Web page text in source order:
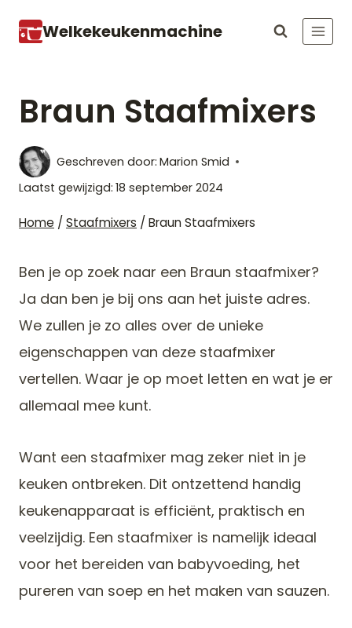
naar Welkekeukenmachine
Braun Staafmixers
Geschreven door: Marion Smid
Laatst gewijzigd: 18 september 2024
Home / Staafmixers / Braun Staafmixers
Ben je op zoek naar een Braun staafmixer?
Ja dan ben je bij ons aan het juiste adres.
We zullen je zo alles over de unieke
eigenschappen van deze staafmixer
vertellen. Waar je op moet letten en wat je er
allemaal mee kunt.
Want een staafmixer mag zeker niet in je
keuken ontbreken. Dit ontzettend handig
keukenapparaat is efficiënt, praktisch en
veelzijdig. Een staafmixer is namelijk ideaal
voor het bereiden van babyvoeding, het
pureren van soep en het maken van sauzen.